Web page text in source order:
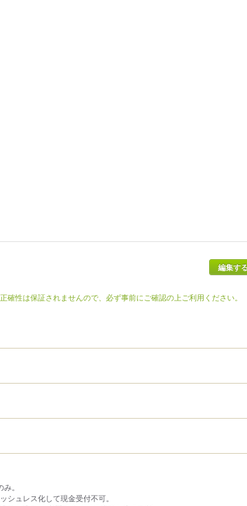
確性は保証されませんので、必ず事前にご確認の上ご利用ください。
。
シュレス化して現金受付不可。